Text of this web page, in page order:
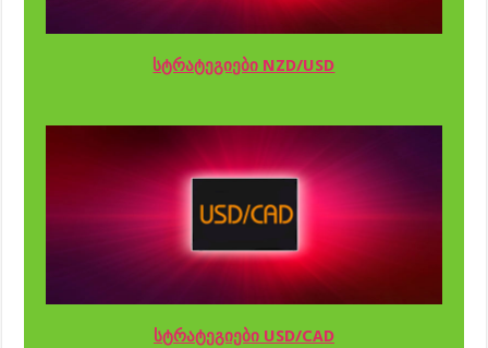
სტრატეგიები NZD/USD
სტრატეგიები USD/CAD